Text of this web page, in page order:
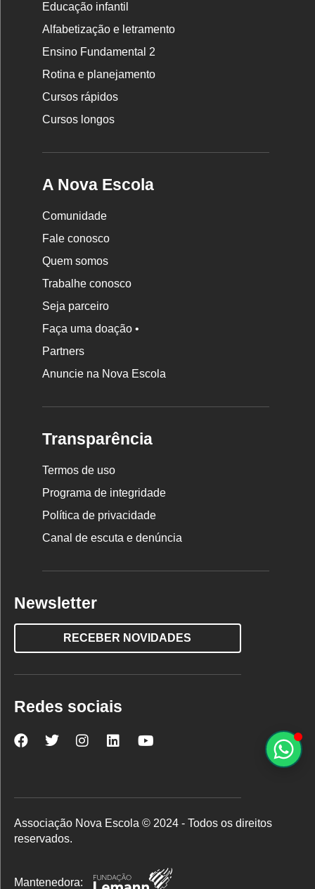
Educação infantil
Alfabetização e letramento
Ensino Fundamental 2
Rotina e planejamento
Cursos rápidos
Cursos longos
A Nova Escola
Comunidade
Fale conosco
Quem somos
Trabalhe conosco
Seja parceiro
Faça uma doação •
Partners
Anuncie na Nova Escola
Transparência
Termos de uso
Programa de integridade
Política de privacidade
Canal de escuta e denúncia
Newsletter
RECEBER NOVIDADES
Redes sociais
Nova
Facebook
Nova
Twitter
Nova
Instagram
Nova
LinkedInYouTube
Associação Nova Escola © 2024 - Todos os direitos
reservados.
Mantenedora: